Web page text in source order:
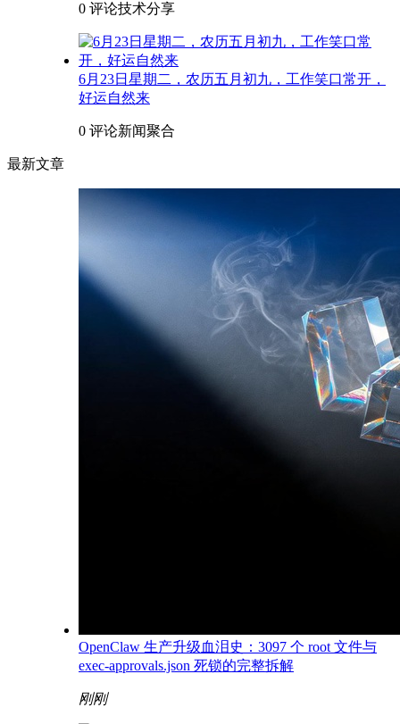
0 评论技术分享
6月23日星期二，农历五月初九，工作笑口常开，
好运自然来
0 评论新闻聚合
最新文章
OpenClaw 生产升级血泪史：3097 个 root 文件与
exec-approvals.json 死锁的完整拆解
刚刚